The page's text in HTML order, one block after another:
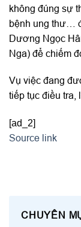
không đúng sự
bệnh ung thư…
Dương Ngọc
Nga) để chiếm
Vụ việc đang
tiếp tục điều tra,
[ad_2]
Source link
CHUYÊN